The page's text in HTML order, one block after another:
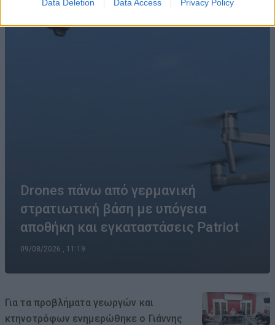
Data Deletion Data Access Privacy Policy
Drones πάνω από γερμανική
στρατιωτική βάση με υπόγεια
αποθήκη και εγκαταστάσεις Patriot
09/08/2026 , 11:19
Για τα προβλήματα γεωργών και
κτηνοτρόφων ενημερώθηκε ο Γιάννης